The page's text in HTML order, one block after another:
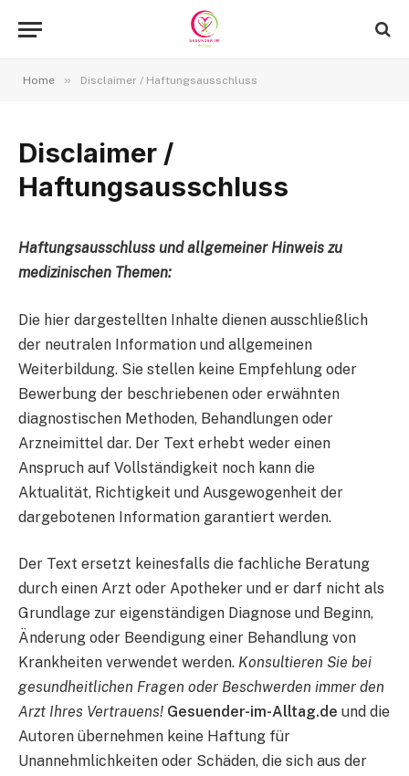
Home » Disclaimer / Haftungsausschluss
Disclaimer /
Haftungsausschluss
Haftungsausschluss und allgemeiner Hinweis zu
medizinischen Themen:
Die hier dargestellten Inhalte dienen ausschließlich
der neutralen Information und allgemeinen
Weiterbildung. Sie stellen keine Empfehlung oder
Bewerbung der beschriebenen oder erwähnten
diagnostischen Methoden, Behandlungen oder
Arzneimittel dar. Der Text erhebt weder einen
Anspruch auf Vollständigkeit noch kann die
Aktualität, Richtigkeit und Ausgewogenheit der
dargebotenen Information garantiert werden.
Der Text ersetzt keinesfalls die fachliche Beratung
durch einen Arzt oder Apotheker und er darf nicht als
Grundlage zur eigenständigen Diagnose und Beginn,
Änderung oder Beendigung einer Behandlung von
Krankheiten verwendet werden. Konsultieren Sie bei
gesundheitlichen Fragen oder Beschwerden immer den
Arzt Ihres Vertrauens! Gesuender-im-Alltag.de und die
Autoren übernehmen keine Haftung für
Unannehmlichkeiten oder Schäden, die sich aus der